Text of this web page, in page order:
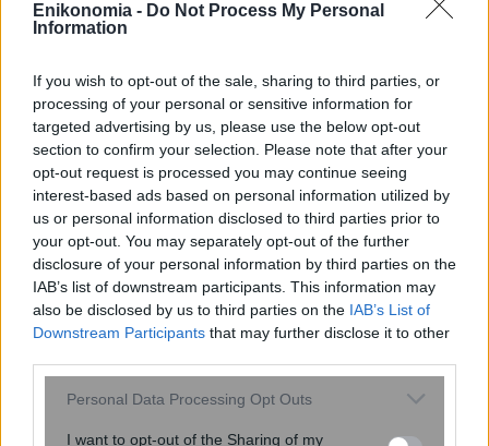
Enikonomia - Do Not Process My Personal
Information
If you wish to opt-out of the sale, sharing to third parties, or
processing of your personal or sensitive information for
targeted advertising by us, please use the below opt-out
section to confirm your selection. Please note that after your
opt-out request is processed you may continue seeing
interest-based ads based on personal information utilized by
us or personal information disclosed to third parties prior to
your opt-out. You may separately opt-out of the further
disclosure of your personal information by third parties on the
IAB’s list of downstream participants. This information may
also be disclosed by us to third parties on the IAB’s List of
Downstream Participants that may further disclose it to other
Please note that this website/app uses one or more Google
not limited to your visit or usage behaviour. You may click to
Personal Data Processing Opt Outs
I want to opt-out of the Sharing of my
Bloomberg: Η επιτυχία της δημόσιας
εγγραφής για το «Ελευθέριος Βενιζέλος»
απέδειξε ότι η Ελλάδα έχει ανακάμψει
δυναμικά